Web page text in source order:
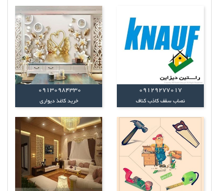
09129277017
نصاب سقف کاذب کناف
09130984330
خرید کاغذ دیواری